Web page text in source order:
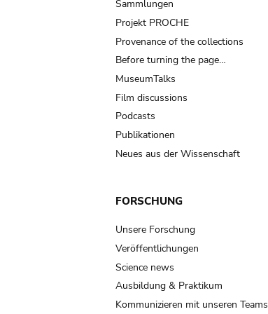
Sammlungen
Projekt PROCHE
Provenance of the collections
Before turning the page…
MuseumTalks
Film discussions
Podcasts
Publikationen
Neues aus der Wissenschaft
FORSCHUNG
Unsere Forschung
Veröffentlichungen
Science news
Ausbildung & Praktikum
Kommunizieren mit unseren Teams